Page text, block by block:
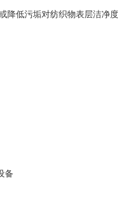
低污垢对纺织物表层洁净